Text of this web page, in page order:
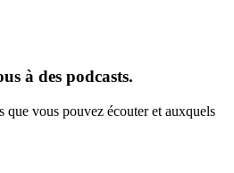
à des podcasts.
que vous pouvez écouter et auxquels